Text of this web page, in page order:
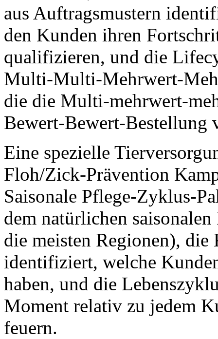
aus Auftragsmustern
den Kunden ihren
qualifizieren, und die
Multi-Multi-Mehrwert-
die die Multi-mehrwert-
Bewert-Bewert-Bestellung
Eine spezielle
Floh/Zick-Prävention
Saisonale Pflege-Zyklus-
dem natürlichen
die meisten Regionen),
identifiziert, welche
haben, und die
Moment relativ zu jedem
feuern.